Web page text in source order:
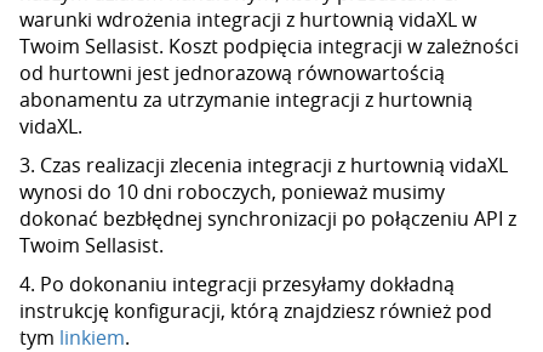
warunki wdrożenia integracji z hurtownią vidaXL w
Twoim Sellasist. Koszt podpięcia integracji w zależności
od hurtowni jest jednorazową równowartością
abonamentu za utrzymanie integracji z hurtownią
vidaXL.
3. Czas realizacji zlecenia integracji z hurtownią vidaXL
wynosi do 10 dni roboczych, ponieważ musimy
dokonać bezbłędnej synchronizacji po połączeniu API z
Twoim Sellasist.
4. Po dokonaniu integracji przesyłamy dokładną
instrukcję konfiguracji, którą znajdziesz również pod
tym linkiem.